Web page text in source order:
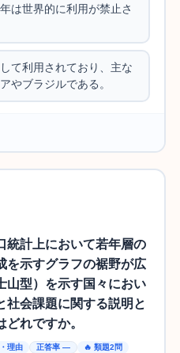
は世界的に利用が禁止さ
て利用されており、主な
やブラジルである。
統計上において若年層の
を示すグラフの裾野が広
山型）を示す国々におい
社会課題に関する説明と
どれですか。
理由 正答率 — 🔥 類題2問